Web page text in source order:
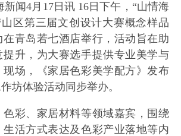
闻4月17日讯 16日下午，“山情海
区第三届文创设计大赛概念样品
青岛若七酒店举行，活动旨在助
提升，为大赛选手提供专业美学与
场，《家居色彩美学配方》发布
坊体验活动同步举办。
彩、家居材料等领域嘉宾，围绕
活方式表达及色彩产业落地等内